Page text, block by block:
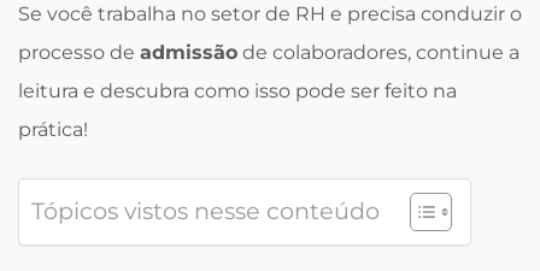
Se você trabalha no setor de RH e precisa conduzir o
processo de admissão de colaboradores, continue a
leitura e descubra como isso pode ser feito na
prática!
Tópicos vistos nesse conteúdo